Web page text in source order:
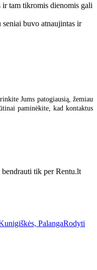
ir tam tikromis dienomis gali
buvo atnaujintas ir
Jums patogiausią, žemiau
paminėkite, kad kontaktus
bendrauti tik per Rentu.lt
PalangaRodyti